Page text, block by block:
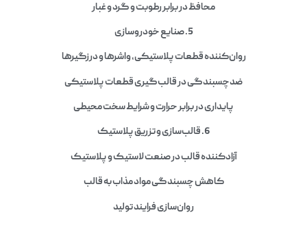
محافظ در برابر رطوبت و گرد و غبار
5. صنایع خودروسازی
روان‌کننده قطعات پلاستیکی، واشرها و درزگیرها
ضدچسبندگی در قالب‌گیری قطعات پلاستیکی
پایداری در برابر حرارت و شرایط سخت محیطی
6. قالب‌سازی و تزریق پلاستیک
آزادکننده قالب در صنعت لاستیک و پلاستیک
کاهش چسبندگی مواد مذاب به قالب
روان‌سازی فرایند تولید